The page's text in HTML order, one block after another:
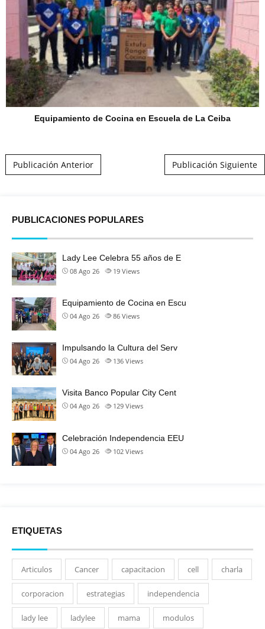
Equipamiento de Cocina en Escuela de La Ceiba
Publicación Anterior Publicación Siguiente
PUBLICACIONES POPULARES
Lady Lee Celebra 55 años de E
08 Ago 26 19 Views
Equipamiento de Cocina en Escu
04 Ago 26 86 Views
Impulsando la Cultura del Serv
04 Ago 26 136 Views
Visita Banco Popular City Cent
04 Ago 26 129 Views
Celebración Independencia EEU
04 Ago 26 102 Views
ETIQUETAS
Articulos Cancer capacitacion cell charla
corporacion estrategias independencia
lady lee ladylee mama modulos